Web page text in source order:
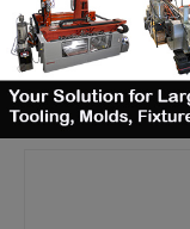
Facebook X